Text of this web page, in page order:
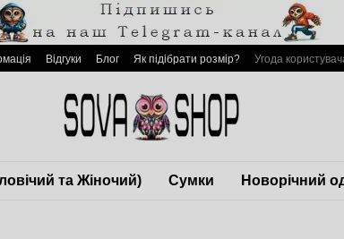
Відгуки Блог Як підібрати розмір?
Угода
та Жіночий) Сумки Новорічний